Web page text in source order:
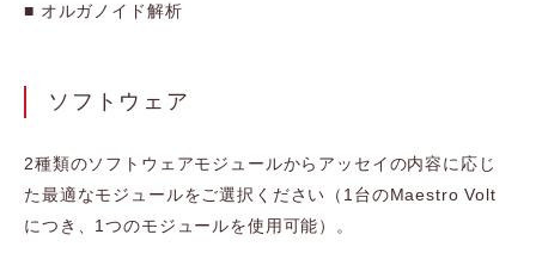
■ オルガノイド解析
ソフトウェア
2種類のソフトウェアモジュールからアッセイの内容に応じ
た最適なモジュールをご選択ください（1台のMaestro Volt
につき、1つのモジュールを使用可能）。